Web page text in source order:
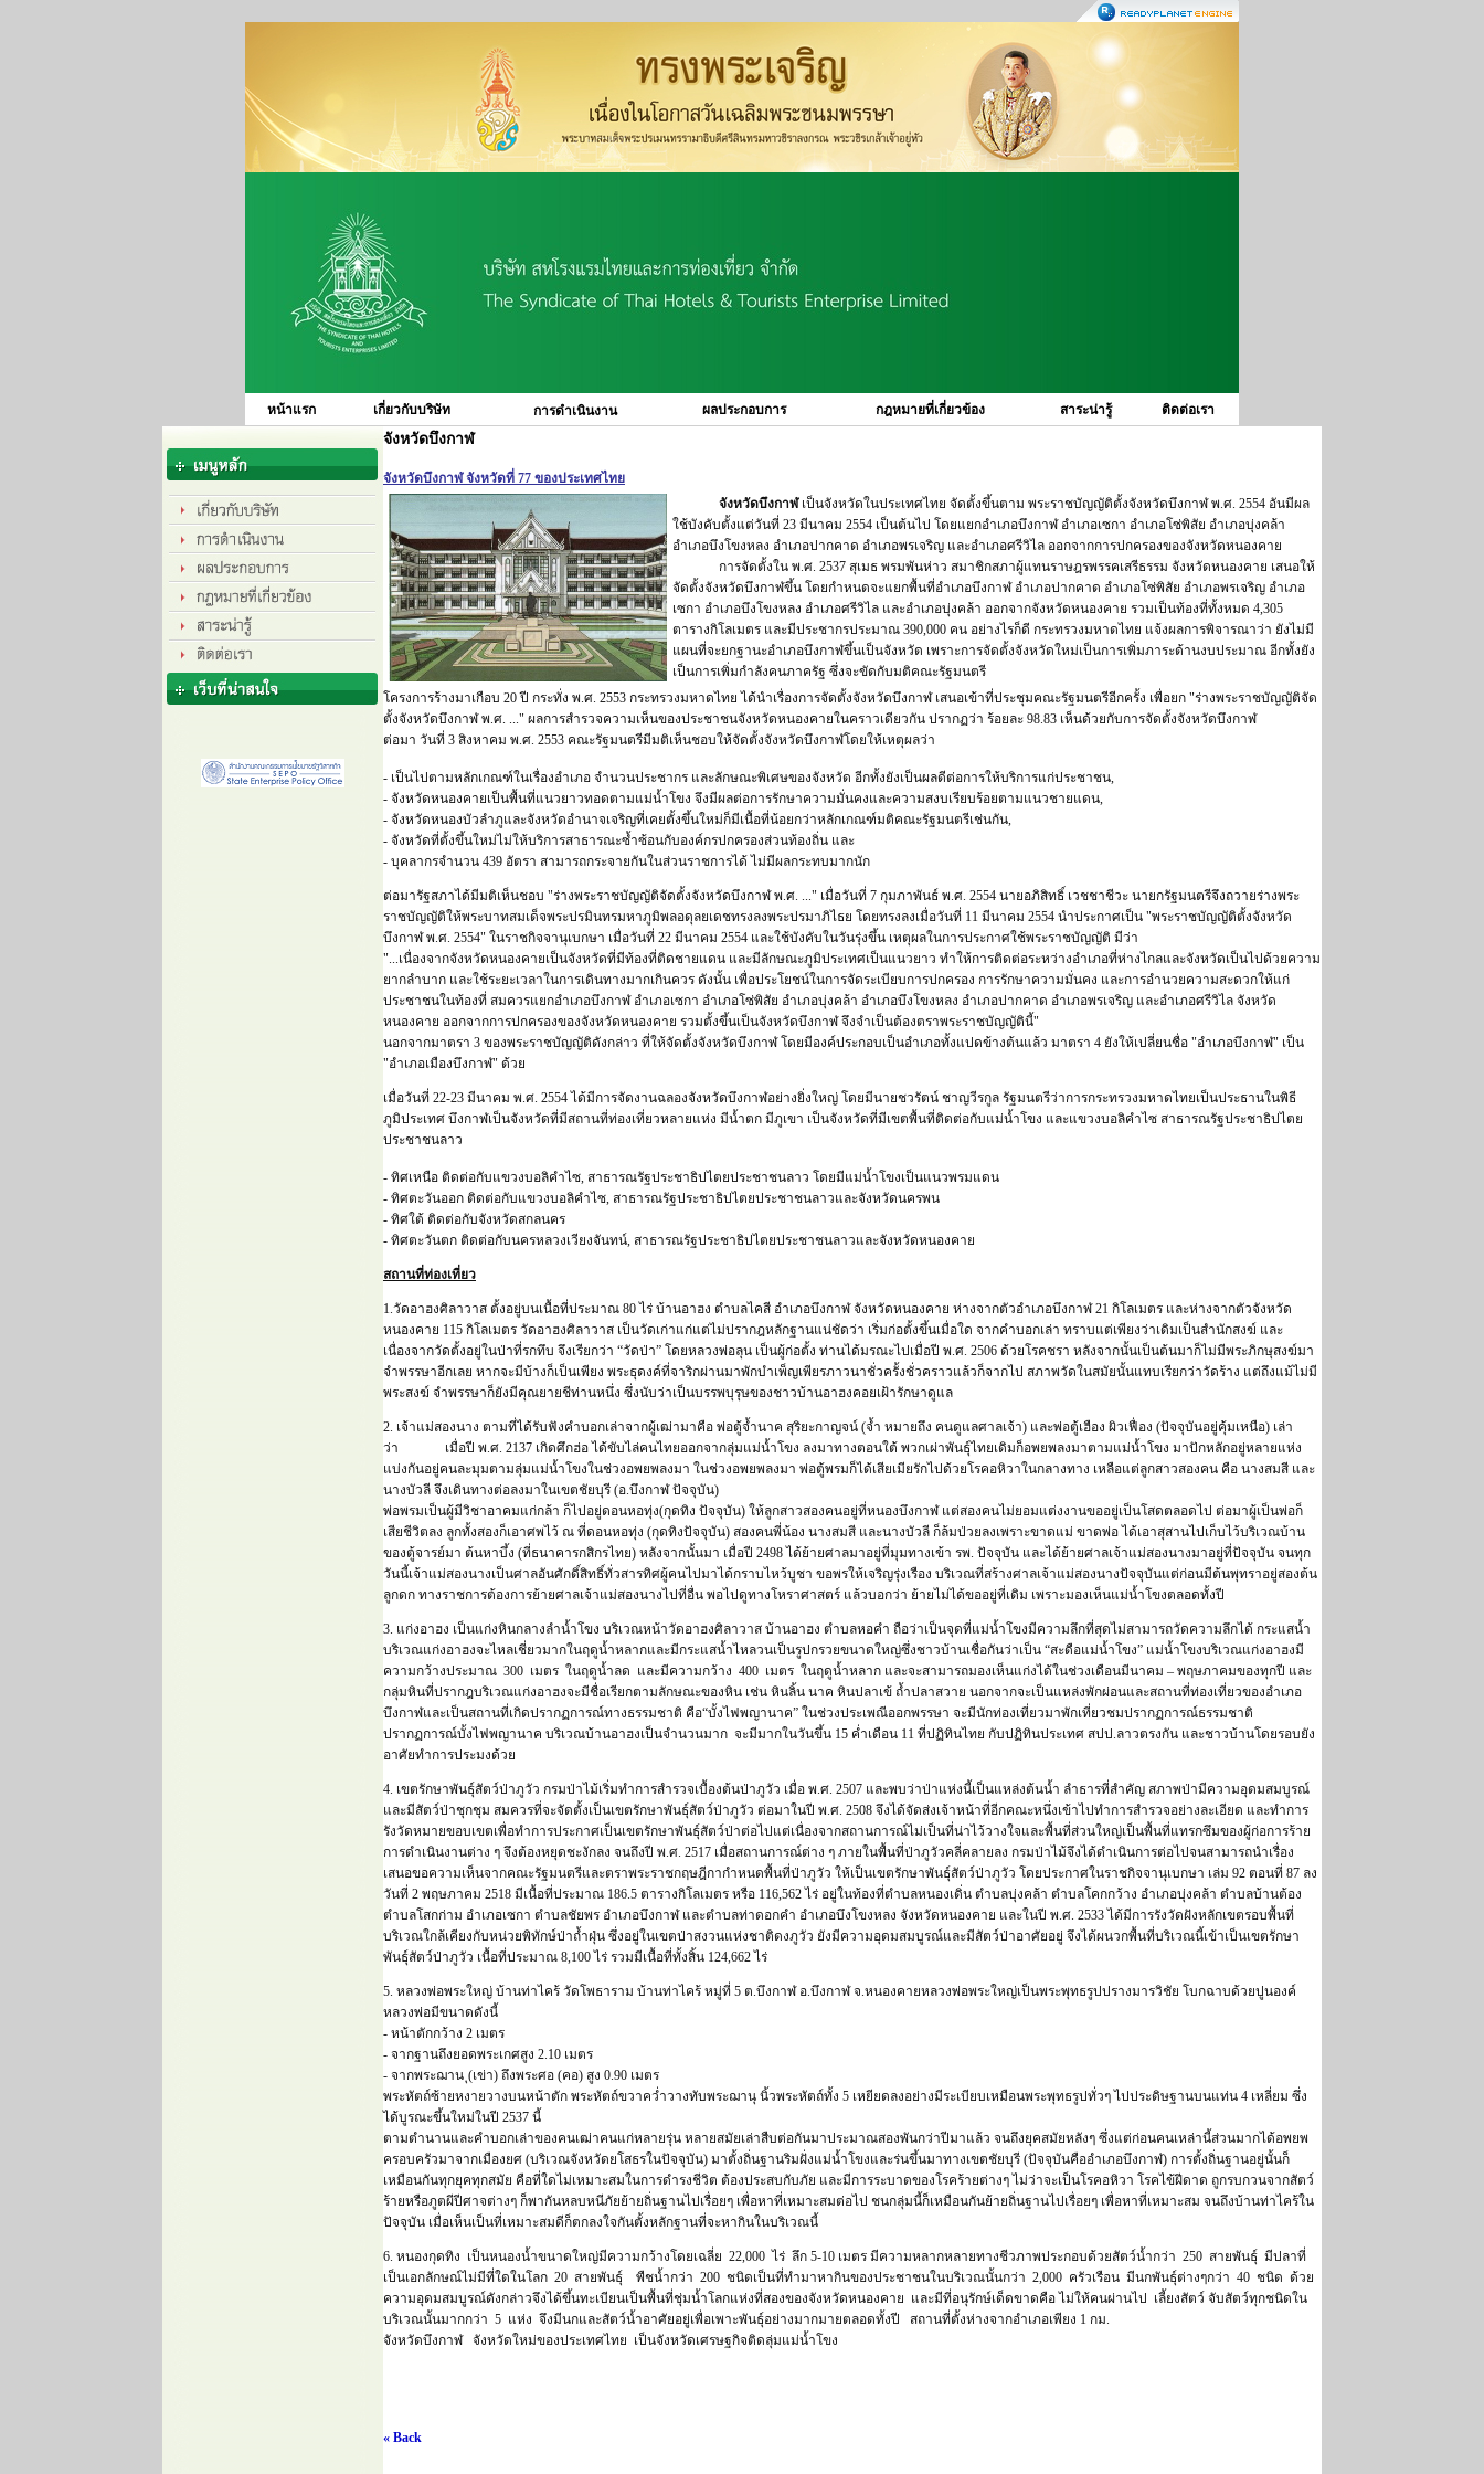
หน้าแรก เกี่ยวกับบริษัท การดำเนินงาน ผลประกอบการ กฎหมายที่เกี่ยวข้อง สาระน่ารู้ ติดต่อเรา
จังหวัดบึงกาฬ
จังหวัดบึงกาฬ จังหวัดที่ 77 ของประเทศไทย
จังหวัดบึงกาฬเป็นจังหวัดในประเทศไทย จัดตั้งขึ้นตาม พระราชบัญญัติตั้งจังหวัดบึงกาฬ พ.ศ. 2554 อันมีผล
ใช้บังคับตั้งแต่วันที่ 23 มีนาคม 2554 เป็นต้นไป โดยแยกอำเภอบึงกาฬ อำเภอเซกา อำเภอโซ่พิสัย อำเภอบุ่งคล้า
อำเภอบึงโขงหลง อำเภอปากคาด อำเภอพรเจริญ และอำเภอศรีวิไล ออกจากการปกครองของจังหวัดหนองคาย
การจัดตั้งใน พ.ศ. 2537 สุเมธ พรมพันห่าว สมาชิกสภาผู้แทนราษฎรพรรคเสรีธรรม จังหวัดหนองคาย เสนอให้
จัดตั้งจังหวัดบึงกาฬขึ้น โดยกำหนดจะแยกพื้นที่อำเภอบึงกาฬ อำเภอปากคาด อำเภอโซ่พิสัย อำเภอพรเจริญ อำเภอ
เซกา อำเภอบึงโขงหลง อำเภอศรีวิไล และอำเภอบุ่งคล้า ออกจากจังหวัดหนองคาย รวมเป็นท้องที่ทั้งหมด 4,305
ตารางกิโลเมตร และมีประชากรประมาณ 390,000 คน อย่างไรก็ดี กระทรวงมหาดไทย แจ้งผลการพิจารณาว่า ยังไม่มี
แผนที่จะยกฐานะอำเภอบึงกาฬขึ้นเป็นจังหวัด เพราะการจัดตั้งจังหวัดใหม่เป็นการเพิ่มภาระด้านงบประมาณ อีกทั้งยัง
เป็นการเพิ่มกำลังคนภาครัฐ ซึ่งจะขัดกับมติคณะรัฐมนตรี
โครงการร้างมาเกือบ 20 ปี กระทั่ง พ.ศ. 2553 กระทรวงมหาดไทย ได้นำเรื่องการจัดตั้งจังหวัดบึงกาฬ เสนอเข้าที่ประชุมคณะรัฐมนตรีอีกครั้ง เพื่อยก "ร่างพระราชบัญญัติจัด
ตั้งจังหวัดบึงกาฬ พ.ศ. ..." ผลการสำรวจความเห็นของประชาชนจังหวัดหนองคายในคราวเดียวกัน ปรากฏว่า ร้อยละ 98.83 เห็นด้วยกับการจัดตั้งจังหวัดบึงกาฬ
ต่อมา วันที่ 3 สิงหาคม พ.ศ. 2553 คณะรัฐมนตรีมีมติเห็นชอบให้จัดตั้งจังหวัดบึงกาฬโดยให้เหตุผลว่า
- เป็นไปตามหลักเกณฑ์ในเรื่องอำเภอ จำนวนประชากร และลักษณะพิเศษของจังหวัด อีกทั้งยังเป็นผลดีต่อการให้บริการแก่ประชาชน,
- จังหวัดหนองคายเป็นพื้นที่แนวยาวทอดตามแม่น้ำโขง จึงมีผลต่อการรักษาความมั่นคงและความสงบเรียบร้อยตามแนวชายแดน,
- จังหวัดหนองบัวลำภูและจังหวัดอำนาจเจริญที่เคยตั้งขึ้นใหม่ก็มีเนื้อที่น้อยกว่าหลักเกณฑ์มติคณะรัฐมนตรีเช่นกัน,
- จังหวัดที่ตั้งขึ้นใหม่ไม่ให้บริการสาธารณะซ้ำซ้อนกับองค์กรปกครองส่วนท้องถิ่น และ
- บุคลากรจำนวน 439 อัตรา สามารถกระจายกันในส่วนราชการได้ ไม่มีผลกระทบมากนัก
ต่อมารัฐสภาได้มีมติเห็นชอบ "ร่างพระราชบัญญัติจัดตั้งจังหวัดบึงกาฬ พ.ศ. ..." เมื่อวันที่ 7 กุมภาพันธ์ พ.ศ. 2554 นายอภิสิทธิ์ เวชชาชีวะ นายกรัฐมนตรีจึงถวายร่างพระ
ราชบัญญัติให้พระบาทสมเด็จพระปรมินทรมหาภูมิพลอดุลยเดชทรงลงพระปรมาภิไธย โดยทรงลงเมื่อวันที่ 11 มีนาคม 2554 นำประกาศเป็น "พระราชบัญญัติตั้งจังหวัด
บึงกาฬ พ.ศ. 2554" ในราชกิจจานุเบกษา เมื่อวันที่ 22 มีนาคม 2554 และใช้บังคับในวันรุ่งขึ้น เหตุผลในการประกาศใช้พระราชบัญญัติ มีว่า
"...เนื่องจากจังหวัดหนองคายเป็นจังหวัดที่มีท้องที่ติดชายแดน และมีลักษณะภูมิประเทศเป็นแนวยาว ทำให้การติดต่อระหว่างอำเภอที่ห่างไกลและจังหวัดเป็นไปด้วยความ
ยากลำบาก และใช้ระยะเวลาในการเดินทางมากเกินควร ดังนั้น เพื่อประโยชน์ในการจัดระเบียบการปกครอง การรักษาความมั่นคง และการอำนวยความสะดวกให้แก่
ประชาชนในท้องที่ สมควรแยกอำเภอบึงกาฬ อำเภอเซกา อำเภอโซ่พิสัย อำเภอบุ่งคล้า อำเภอบึงโขงหลง อำเภอปากคาด อำเภอพรเจริญ และอำเภอศรีวิไล จังหวัด
หนองคาย ออกจากการปกครองของจังหวัดหนองคาย รวมตั้งขึ้นเป็นจังหวัดบึงกาฬ จึงจำเป็นต้องตราพระราชบัญญัตินี้"
นอกจากมาตรา 3 ของพระราชบัญญัติดังกล่าว ที่ให้จัดตั้งจังหวัดบึงกาฬ โดยมีองค์ประกอบเป็นอำเภอทั้งแปดข้างต้นแล้ว มาตรา 4 ยังให้เปลี่ยนชื่อ "อำเภอบึงกาฬ" เป็น
"อำเภอเมืองบึงกาฬ" ด้วย
เมื่อวันที่ 22-23 มีนาคม พ.ศ. 2554 ได้มีการจัดงานฉลองจังหวัดบึงกาฬอย่างยิ่งใหญ่ โดยมีนายชวรัตน์ ชาญวีรกูล รัฐมนตรีว่าการกระทรวงมหาดไทยเป็นประธานในพิธี
ภูมิประเทศ บึงกาฬเป็นจังหวัดที่มีสถานที่ท่องเที่ยวหลายแห่ง มีน้ำตก มีภูเขา เป็นจังหวัดที่มีเขตพื้นที่ติดต่อกับแม่น้ำโขง และแขวงบอลิคำไซ สาธารณรัฐประชาธิปไตย
ประชาชนลาว
- ทิศเหนือ ติดต่อกับแขวงบอลิคำไซ, สาธารณรัฐประชาธิปไตยประชาชนลาว โดยมีแม่น้ำโขงเป็นแนวพรมแดน
- ทิศตะวันออก ติดต่อกับแขวงบอลิคำไซ, สาธารณรัฐประชาธิปไตยประชาชนลาวและจังหวัดนครพน
- ทิศใต้ ติดต่อกับจังหวัดสกลนคร
- ทิศตะวันตก ติดต่อกับนครหลวงเวียงจันทน์, สาธารณรัฐประชาธิปไตยประชาชนลาวและจังหวัดหนองคาย
สถานที่ท่องเที่ยว
1.วัดอาฮงศิลาวาส ตั้งอยู่บนเนื้อที่ประมาณ 80 ไร่ บ้านอาฮง ตำบลไคสี อำเภอบึงกาฬ จังหวัดหนองคาย ห่างจากตัวอำเภอบึงกาฬ 21 กิโลเมตร และห่างจากตัวจังหวัด
หนองคาย 115 กิโลเมตร วัดอาฮงศิลาวาส เป็นวัดเก่าแก่แต่ไม่ปรากฎหลักฐานแน่ชัดว่า เริ่มก่อตั้งขึ้นเมื่อใด จากคำบอกเล่า ทราบแต่เพียงว่าเดิมเป็นสำนักสงฆ์ และ
เนื่องจากวัดตั้งอยู่ในป่าที่รกทึบ จึงเรียกว่า “วัดป่า” โดยหลวงพ่อลุน เป็นผู้ก่อตั้ง ท่านได้มรณะไปเมื่อปี พ.ศ. 2506 ด้วยโรคชรา หลังจากนั้นเป็นต้นมาก็ไม่มีพระภิกษุสงฆ์มา
จำพรรษาอีกเลย หากจะมีบ้างก็เป็นเพียง พระธุดงค์ที่จาริกผ่านมาพักบำเพ็ญเพียรภาวนาชั่วครั้งชั่วคราวแล้วก็จากไป สภาพวัดในสมัยนั้นแทบเรียกว่าวัดร้าง แต่ถึงแม้ไม่มี
พระสงฆ์ จำพรรษาก็ยังมีคุณยายชีท่านหนึ่ง ซึ่งนับว่าเป็นบรรพบุรุษของชาวบ้านอาฮงคอยเฝ้ารักษาดูแล
2. เจ้าแม่สองนาง ตามที่ได้รับฟังคำบอกเล่าจากผู้เฒ่ามาคือ พ่อตู้จ้ำนาค สุริยะกาญจน์ (จ้ำ หมายถึง คนดูแลศาลเจ้า) และพ่อตู้เฮือง ผิวเฟื่อง (ปัจจุบันอยู่คุ้มเหนือ) เล่า
ว่า เมื่อปี พ.ศ. 2137 เกิดศึกฮ่อ ได้ขับไล่คนไทยออกจากลุ่มแม่น้ำโขง ลงมาทางตอนใต้ พวกเผ่าพันธุ์ไทยเดิมก็อพยพลงมาตามแม่น้ำโขง มาปักหลักอยู่หลายแห่ง
แบ่งกันอยู่คนละมุมตามลุ่มแม่น้ำโขงในช่วงอพยพลงมา ในช่วงอพยพลงมา พ่อตู้พรมก็ได้เสียเมียรักไปด้วยโรคอหิวาในกลางทาง เหลือแต่ลูกสาวสองคน คือ นางสมสี และ
นางบัวลี จึงเดินทางต่อลงมาในเขตชัยบุรี (อ.บึงกาฬ ปัจจุบัน)
พ่อพรมเป็นผู้มีวิชาอาคมแก่กล้า ก็ไปอยู่ดอนหอทุ่ง(กุดทิง ปัจจุบัน) ให้ลูกสาวสองคนอยู่ที่หนองบึงกาฬ แต่สองคนไม่ยอมแต่งงานขออยู่เป็นโสดตลอดไป ต่อมาผู้เป็นพ่อก็
เสียชีวิตลง ลูกทั้งสองก็เอาศพไว้ ณ ที่ดอนหอทุ่ง (กุดทิงปัจจุบัน) สองคนพี่น้อง นางสมสี และนางบัวลี ก็ล้มป่วยลงเพราะขาดแม่ ขาดพ่อ ได้เอาสุสานไปเก็บไว้บริเวณบ้าน
ของตู้จารย์มา ต้นหาบึ้ง (ที่ธนาคารกสิกรไทย) หลังจากนั้นมา เมื่อปี 2498 ได้ย้ายศาลมาอยู่ที่มุมทางเข้า รพ. ปัจจุบัน และได้ย้ายศาลเจ้าแม่สองนางมาอยู่ที่ปัจจุบัน จนทุก
วันนี้เจ้าแม่สองนางเป็นศาลอันศักดิ์สิทธิ์ทั่วสารทิศผู้คนไปมาได้กราบไหว้บูชา ขอพรให้เจริญรุ่งเรือง บริเวณที่สร้างศาลเจ้าแม่สองนางปัจจุบันแต่ก่อนมีต้นพุทราอยู่สองต้น
ลูกดก ทางราชการต้องการย้ายศาลเจ้าแม่สองนางไปที่อื่น พอไปดูทางโหราศาสตร์ แล้วบอกว่า ย้ายไม่ได้ขออยู่ที่เดิม เพราะมองเห็นแม่น้ำโขงตลอดทั้งปี
3. แก่งอาฮง เป็นแก่งหินกลางลำน้ำโขง บริเวณหน้าวัดอาฮงศิลาวาส บ้านอาฮง ตำบลหอคำ ถือว่าเป็นจุดที่แม่น้ำโขงมีความลึกที่สุดไม่สามารถวัดความลึกได้ กระแสน้ำ
บริเวณแก่งอาฮงจะไหลเชี่ยวมากในฤดูน้ำหลากและมีกระแสน้ำไหลวนเป็นรูปกรวยขนาดใหญ่ซึ่งชาวบ้านเชื่อกันว่าเป็น “สะดือแม่น้ำโขง” แม่น้ำโขงบริเวณแก่งอาฮงมี
ความกว้างประมาณ 300 เมตร ในฤดูน้ำลด และมีความกว้าง 400 เมตร ในฤดูน้ำหลาก และจะสามารถมองเห็นแก่งได้ในช่วงเดือนมีนาคม – พฤษภาคมของทุกปี และ
กลุ่มหินที่ปรากฎบริเวณแก่งอาฮงจะมีชื่อเรียกตามลักษณะของหิน เช่น หินลิ้น นาค หินปลาเข้ ถ้ำปลาสวาย นอกจากจะเป็นแหล่งพักผ่อนและสถานที่ท่องเที่ยวของอำเภอ
บึงกาฬและเป็นสถานที่เกิดปรากฏการณ์ทางธรรมชาติ คือ“บั้งไฟพญานาค” ในช่วงประเพณีออกพรรษา จะมีนักท่องเที่ยวมาพักเที่ยวชมปรากฏการณ์ธรรมชาติ
ปรากฏการณ์บั้งไฟพญานาค บริเวณบ้านอาฮงเป็นจำนวนมาก จะมีมากในวันขึ้น 15 ค่ำเดือน 11 ที่ปฏิทินไทย กับปฏิทินประเทศ สปป.ลาวตรงกัน และชาวบ้านโดยรอบยัง
อาศัยทำการประมงด้วย
4. เขตรักษาพันธุ์สัตว์ป่าภูวัว กรมป่าไม้เริ่มทำการสำรวจเบื้องต้นป่าภูวัว เมื่อ พ.ศ. 2507 และพบว่าป่าแห่งนี้เป็นแหล่งต้นน้ำ ลำธารที่สำคัญ สภาพป่ามีความอุดมสมบูรณ์
และมีสัตว์ป่าชุกชุม สมควรที่จะจัดตั้งเป็นเขตรักษาพันธุ์สัตว์ป่าภูวัว ต่อมาในปี พ.ศ. 2508 จึงได้จัดส่งเจ้าหน้าที่อีกคณะหนึ่งเข้าไปทำการสำรวจอย่างละเอียด และทำการ
รังวัดหมายขอบเขตเพื่อทำการประกาศเป็นเขตรักษาพันธุ์สัตว์ป่าต่อไปแต่เนื่องจากสถานการณ์ไม่เป็นที่น่าไว้วางใจและพื้นที่ส่วนใหญ่เป็นพื้นที่แทรกซึมของผู้ก่อการร้าย
การดำเนินงานต่าง ๆ จึงต้องหยุดชะงักลง จนถึงปี พ.ศ. 2517 เมื่อสถานการณ์ต่าง ๆ ภายในพื้นที่ป่าภูวัวคลี่คลายลง กรมป่าไม้จึงได้ดำเนินการต่อไปจนสามารถนำเรื่อง
เสนอขอความเห็นจากคณะรัฐมนตรีและตราพระราชกฤษฎีกากำหนดพื้นที่ป่าภูวัว ให้เป็นเขตรักษาพันธุ์สัตว์ป่าภูวัว โดยประกาศในราชกิจจานุเบกษา เล่ม 92 ตอนที่ 87 ลง
วันที่ 2 พฤษภาคม 2518 มีเนื้อที่ประมาณ 186.5 ตารางกิโลเมตร หรือ 116,562 ไร่ อยู่ในท้องที่ตำบลหนองเดิ่น ตำบลบุ่งคล้า ตำบลโคกกว้าง อำเภอบุ่งคล้า ตำบลบ้านต้อง
ตำบลโสกก่าม อำเภอเซกา ตำบลชัยพร อำเภอบึงกาฬ และตำบลท่าดอกคำ อำเภอบึงโขงหลง จังหวัดหนองคาย และในปี พ.ศ. 2533 ได้มีการรังวัดฝังหลักเขตรอบพื้นที่
บริเวณใกล้เคียงกับหน่วยพิทักษ์ป่าถ้ำฝุ่น ซึ่งอยู่ในเขตป่าสงวนแห่งชาติดงภูวัว ยังมีความอุดมสมบูรณ์และมีสัตว์ป่าอาศัยอยู่ จึงได้ผนวกพื้นที่บริเวณนี้เข้าเป็นเขตรักษา
พันธุ์สัตว์ป่าภูวัว เนื้อที่ประมาณ 8,100 ไร่ รวมมีเนื้อที่ทั้งสิ้น 124,662 ไร่
5. หลวงพ่อพระใหญ่ บ้านท่าไคร้ วัดโพธาราม บ้านท่าไคร้ หมู่ที่ 5 ต.บึงกาฬ อ.บึงกาฬ จ.หนองคายหลวงพ่อพระใหญ่เป็นพระพุทธรูปปรางมารวิชัย โบกฉาบด้วยปูนองค์
หลวงพ่อมีขนาดดังนี้
- หน้าตักกว้าง 2 เมตร
- จากฐานถึงยอดพระเกศสูง 2.10 เมตร
- จากพระฌาน ุ(เข่า) ถึงพระศอ (คอ) สูง 0.90 เมตร
พระหัตถ์ซ้ายหงายวางบนหน้าตัก พระหัตถ์ขวาคว่ำวางทับพระฌานุ นิ้วพระหัตถ์ทั้ง 5 เหยียดลงอย่างมีระเบียบเหมือนพระพุทธรูปทั่วๆ ไปประดิษฐานบนแท่น 4 เหลี่ยม ซึ่ง
ได้บูรณะขึ้นใหม่ในปี 2537 นี้
ตามตำนานและคำบอกเล่าของคนเฒ่าคนแก่หลายรุ่น หลายสมัยเล่าสืบต่อกันมาประมาณสองพันกว่าปีมาแล้ว จนถึงยุคสมัยหลังๆ ซึ่งแต่ก่อนคนเหล่านี้ส่วนมากได้อพยพ
ครอบครัวมาจากเมืองยศ (บริเวณจังหวัดยโสธรในปัจจุบัน) มาตั้งถิ่นฐานริมฝั่งแม่น้ำโขงและร่นขึ้นมาทางเขตชัยบุรี (ปัจจุบันคืออำเภอบึงกาฬ) การตั้งถิ่นฐานอยู่นั้นก็
เหมือนกันทุกยุคทุกสมัย คือที่ใดไม่เหมาะสมในการดำรงชีวิต ต้องประสบกับภัย และมีการระบาดของโรคร้ายต่างๆ ไม่ว่าจะเป็นโรคอหิวา โรคไข้ฝีดาด ถูกรบกวนจากสัตว์
ร้ายหรือภูตผีปีศาจต่างๆ ก็พากันหลบหนีภัยย้ายถิ่นฐานไปเรื่อยๆ เพื่อหาที่เหมาะสมต่อไป ชนกลุ่มนี้ก็เหมือนกันย้ายถิ่นฐานไปเรื่อยๆ เพื่อหาที่เหมาะสม จนถึงบ้านท่าไคร้ใน
ปัจจุบัน เมื่อเห็นเป็นที่เหมาะสมดีก็ตกลงใจกันตั้งหลักฐานที่จะหากินในบริเวณนี้
6. หนองกุดทิง เป็นหนองน้ำขนาดใหญ่มีความกว้างโดยเฉลี่ย 22,000 ไร่ ลึก 5-10 เมตร มีความหลากหลายทางชีวภาพประกอบด้วยสัตว์น้ำกว่า 250 สายพันธุ์ มีปลาที่
เป็นเอกลักษณ์ไม่มีที่ใดในโลก 20 สายพันธุ์ พืชน้ำกว่า 200 ชนิดเป็นที่ทำมาหากินของประชาชนในบริเวณนั้นกว่า 2,000 ครัวเรือน มีนกพันธุ์ต่างๆกว่า 40 ชนิด ด้วย
ความอุดมสมบูรณ์ดังกล่าวจึงได้ขึ้นทะเบียนเป็นพื้นที่ชุ่มน้ำโลกแห่งที่สองของจังหวัดหนองคาย และมีที่อนุรักษ์เด็ดขาดคือ ไม่ให้คนผ่านไป เลี้ยงสัตว์ จับสัตว์ทุกชนิดใน
บริเวณนั้นมากกว่า 5 แห่ง จึงมีนกและสัตว์น้ำอาศัยอยู่เพื่อเพาะพันธุ์อย่างมากมายตลอดทั้งปี สถานที่ตั้งห่างจากอำเภอเพียง 1 กม.
จังหวัดบึงกาฬ จังหวัดใหม่ของประเทศไทย เป็นจังหวัดเศรษฐกิจติดลุ่มแม่น้ำโขง
« Back